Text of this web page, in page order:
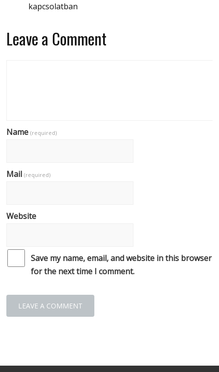
kapcsolatban
Leave a Comment
Name(required)
Mail(required)
Website
Save my name, email, and website in this browser
for the next time I comment.